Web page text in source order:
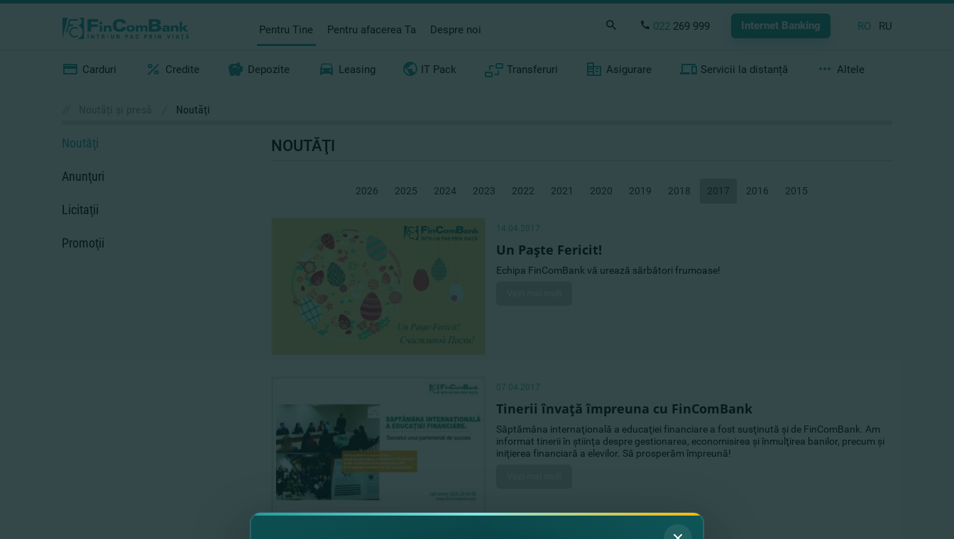
Pentru Tine Pentru afacerea Ta Despre noi 022 269 999 Internet Banking RO RU
Carduri Credite Depozite Leasing IT Pack Transferuri Asigurare Servicii la distanță Altele
Noutăţi
Noutăţi
Anunţuri
Licitaţii
Promoţii
NOUTĂŢI
2026 2025 2024 2023 2022 2021 2020 2019 2018 2017 2016 2015
14.04.2017
Un Paşte Fericit!
Echipa FinComBank vă urează sărbători frumoase!
07.04.2017
Tinerii învaţă împreuna cu FinComBank
Săptămâna internaţională a educaţiei financiare a fost susţinută şi de FinComBank. Am
informat tinerii în ştiinţa despre gestionarea, economisirea şi înmulţirea banilor, precum şi
iniţierea financiară a elevilor. Să prosperăm împreună!